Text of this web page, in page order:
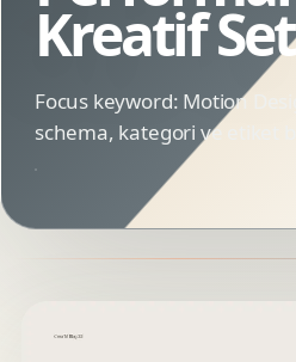
Kreatif
Focus keyword: Motion
schema, kategori ve etiket